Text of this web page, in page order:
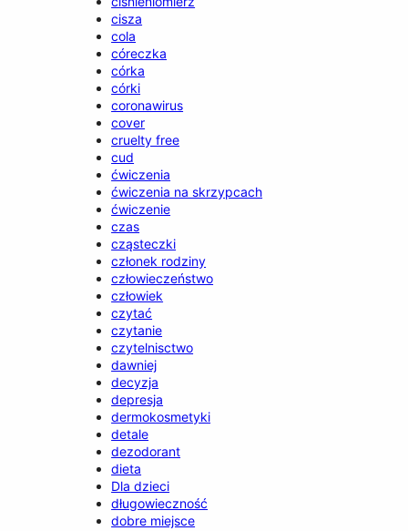
cisza
cola
córeczka
córka
córki
coronawirus
cover
cruelty free
cud
ćwiczenia
ćwiczenia na skrzypcach
ćwiczenie
czas
cząsteczki
członek rodziny
człowieczeństwo
człowiek
czytać
czytanie
czytelnisctwo
dawniej
decyzja
depresja
dermokosmetyki
detale
dezodorant
dieta
Dla dzieci
długowieczność
dobre miejsce